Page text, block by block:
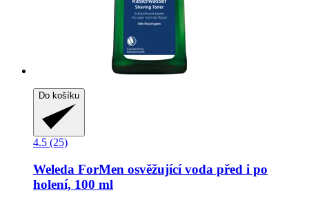
Do košíku
4.5 (25)
Weleda ForMen osvěžující voda před i po
holení, 100 ml